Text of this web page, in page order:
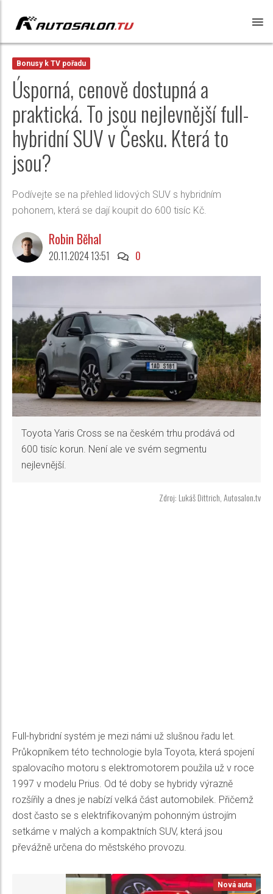
Bonusy k TV pořadu
Úsporná, cenově dostupná a
praktická. To jsou nejlevnější full-
hybridní SUV v Česku. Která to
jsou?
Podívejte se na přehled lidových SUV s hybridním
pohonem, která se dají koupit do 600 tisíc Kč.
Robin Běhal
20.11.2024 13:51 0
Toyota Yaris Cross se na českém trhu prodává od
600 tisíc korun. Není ale ve svém segmentu
nejlevnější.
Zdroj: Lukáš Dittrich, Autosalon.tv
Full-hybridní systém je mezi námi už slušnou řadu let.
Průkopníkem této technologie byla Toyota, která spojení
spalovacího motoru s elektromotorem použila už v roce
1997 v modelu Prius. Od té doby se hybridy výrazně
rozšířily a dnes je nabízí velká část automobilek. Přičemž
dost často se s elektrifikovaným pohonným ústrojím
setkáme v malých a kompaktních SUV, která jsou
převážně určena do městského provozu.
Nová auta